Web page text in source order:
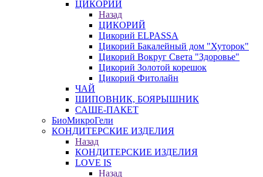
ЦИКОРИЙ
Назад
ЦИКОРИЙ
Цикорий ELPASSA
Цикорий Бакалейный дом "Хуторок"
Цикорий Вокруг Света "Здоровье"
Цикорий Золотой корешок
Цикорий Фитолайн
ЧАЙ
ШИПОВНИК, БОЯРЫШНИК
САШЕ-ПАКЕТ
БиоМикроГели
КОНДИТЕРСКИЕ ИЗДЕЛИЯ
Назад
КОНДИТЕРСКИЕ ИЗДЕЛИЯ
LOVE IS
Назад